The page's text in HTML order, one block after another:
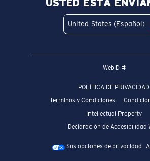
USTED ESTÁ
United States (Español)
WebID #
POLÍTICA DE PRIVACIDAD
Terminos y Condiciones
Intellectual Property
Declaración de Accesibilidad
Sus opciones de privacidad